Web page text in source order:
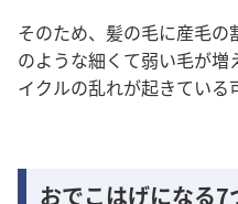
そのため、髪の毛に産毛
のような細くて弱い毛が
イクルの乱れが起きている
おでこはげになる7